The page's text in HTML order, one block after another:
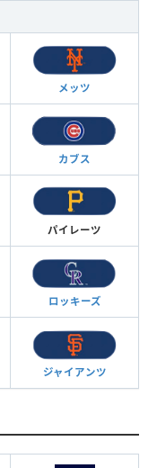
メッツ
カブス
パイレーツ
ロッキーズ
ジャイアンツ